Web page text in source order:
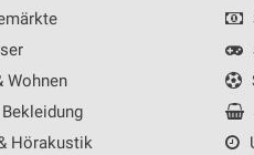
Wohnen
Hörakustik
Daten aus verschiedenen